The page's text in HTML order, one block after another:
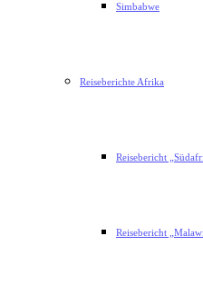
Simbabwe
Reiseberichte Afrika
Reisebericht
Reisebericht